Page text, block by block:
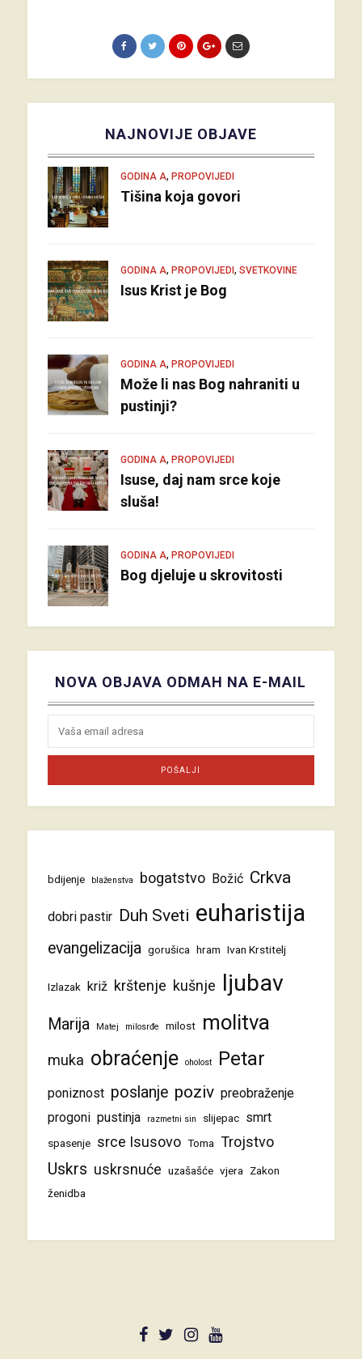
NAJNOVIJE OBJAVE
GODINA A, PROPOVIJEDI
Tišina koja govori
GODINA A, PROPOVIJEDI, SVETKOVINE
Isus Krist je Bog
GODINA A, PROPOVIJEDI
Može li nas Bog nahraniti u
pustinji?
GODINA A, PROPOVIJEDI
Isuse, daj nam srce koje
sluša!
GODINA A, PROPOVIJEDI
Bog djeluje u skrovitosti
NOVA OBJAVA ODMAH NA E-MAIL
bdijenje blaženstva bogatstvo Božić Crkva
dobri pastir Duh Sveti euharistija
evangelizacija gorušica hram Ivan Krstitelj
Izlazak križ krštenje kušnje ljubav
Marija Matej milosrđe milost molitva
muka obraćenje oholost Petar
poniznost poslanje poziv preobraženje
progoni pustinja razmetni sin slijepac smrt
spasenje srce Isusovo Toma Trojstvo
Uskrs uskrsnuće uzašašće vjera
Zakon
ženidba